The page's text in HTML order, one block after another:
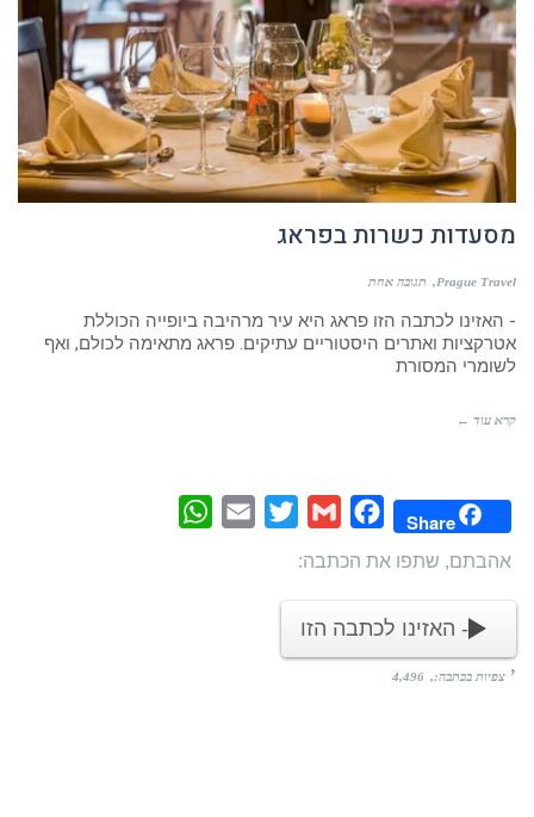
מסעדות כשרות בפראג
Prague Travel תגובה אחת
- האזינו לכתבה הזו פראג היא עיר מרהיבה ביופייה הכוללת
אטרקציות ואתרים היסטוריים עתיקים. פראג מתאימה לכולם, ואף
לשומרי המסורת
קרא עוד ←
Share
Facebook
Gmail
Twitter
Email
אהבתם, שתפו את הכתבה:
- האזינו לכתבה הזו
צפיות בכתבה: 4,496